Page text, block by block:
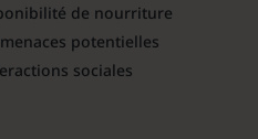
de nourriture
potentielles
sociales